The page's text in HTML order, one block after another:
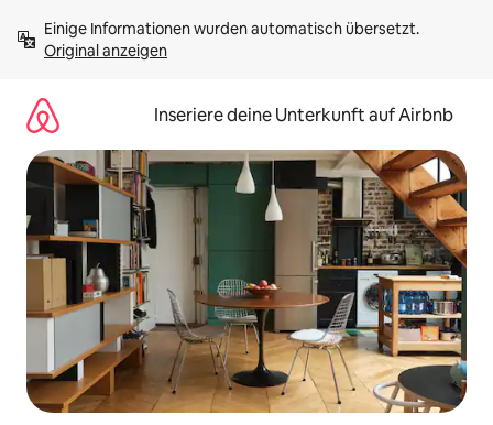
Inhalten
springenOriginal anzeigen
Inseriere deine Unterkunft auf Airbnb